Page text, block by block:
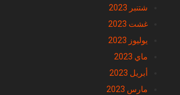
شتنبر 2023
غشت 2023
يوليوز 2023
ماي 2023
أبريل 2023
مارس 2023